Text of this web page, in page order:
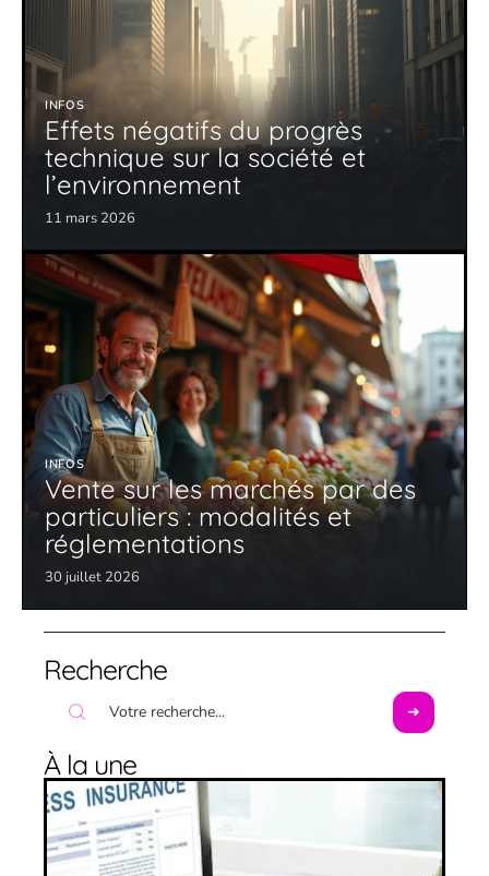
INFOS
Effets négatifs du progrès
technique sur la société et
l’environnement
11 mars 2026
INFOS
Vente sur les marchés par des
particuliers : modalités et
réglementations
30 juillet 2026
Recherche
À la une